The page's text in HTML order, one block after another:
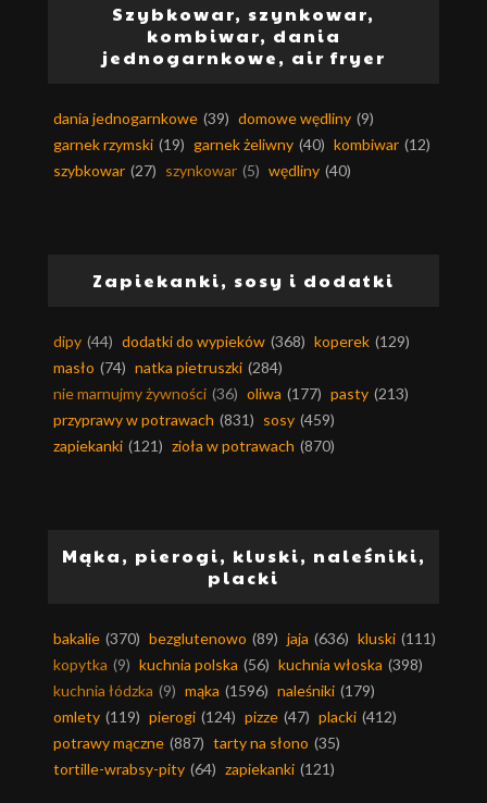
Szybkowar, szynkowar,
kombiwar, dania
jednogarnkowe, air fryer
dania jednogarnkowe (39) domowe wędliny (9)
garnek rzymski (19) garnek żeliwny (40) kombiwar (12)
szybkowar (27) szynkowar (5) wędliny (40)
Zapiekanki, sosy i dodatki
dipy (44) dodatki do wypieków (368) koperek (129)
masło (74) natka pietruszki (284)
nie marnujmy żywności (36) oliwa (177) pasty (213)
przyprawy w potrawach (831) sosy (459)
zapiekanki (121) zioła w potrawach (870)
Mąka, pierogi, kluski, naleśniki,
placki
bakalie (370) bezglutenowo (89) jaja (636) kluski (111)
kopytka (9) kuchnia polska (56) kuchnia włoska (398)
kuchnia łódzka (9) mąka (1596) naleśniki (179)
omlety (119) pierogi (124) pizze (47) placki (412)
potrawy mączne (887) tarty na słono (35)
tortille-wrabsy-pity (64) zapiekanki (121)